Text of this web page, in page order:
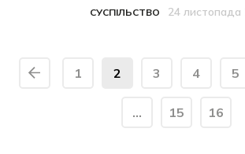
Категорія
СУСПІЛЬСТВО
Дата публікації24 листопада
1 2 3 4 5
… 15 16